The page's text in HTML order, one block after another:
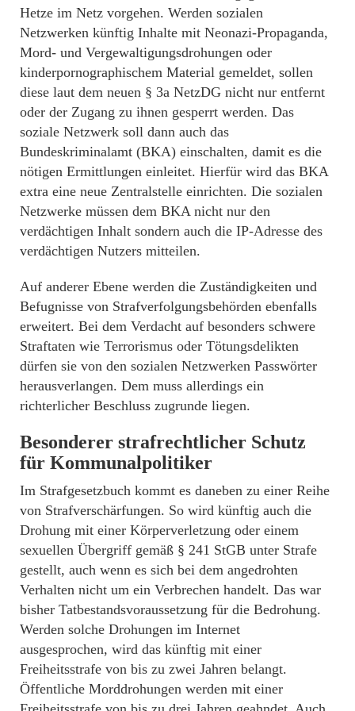
Hetze im Netz vorgehen. Werden sozialen
Netzwerken künftig Inhalte mit Neonazi-Propaganda,
Mord- und Vergewaltigungsdrohungen oder
kinderpornographischem Material gemeldet, sollen
diese laut dem neuen § 3a NetzDG nicht nur entfernt
oder der Zugang zu ihnen gesperrt werden. Das
soziale Netzwerk soll dann auch das
Bundeskriminalamt (BKA) einschalten, damit es die
nötigen Ermittlungen einleitet. Hierfür wird das BKA
extra eine neue Zentralstelle einrichten. Die sozialen
Netzwerke müssen dem BKA nicht nur den
verdächtigen Inhalt sondern auch die IP-Adresse des
verdächtigen Nutzers mitteilen.
Auf anderer Ebene werden die Zuständigkeiten und
Befugnisse von Strafverfolgungsbehörden ebenfalls
erweitert. Bei dem Verdacht auf besonders schwere
Straftaten wie Terrorismus oder Tötungsdelikten
dürfen sie von den sozialen Netzwerken Passwörter
herausverlangen. Dem muss allerdings ein
richterlicher Beschluss zugrunde liegen.
Besonderer strafrechtlicher Schutz
für Kommunalpolitiker
Im Strafgesetzbuch kommt es daneben zu einer Reihe
von Strafverschärfungen. So wird künftig auch die
Drohung mit einer Körperverletzung oder einem
sexuellen Übergriff gemäß § 241 StGB unter Strafe
gestellt, auch wenn es sich bei dem angedrohten
Verhalten nicht um ein Verbrechen handelt. Das war
bisher Tatbestandsvoraussetzung für die Bedrohung.
Werden solche Drohungen im Internet
ausgesprochen, wird das künftig mit einer
Freiheitsstrafe von bis zu zwei Jahren belangt.
Öffentliche Morddrohungen werden mit einer